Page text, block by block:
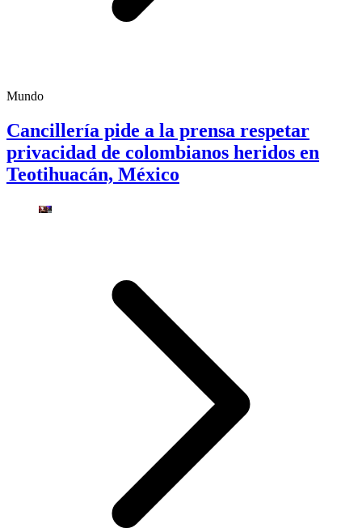
Mundo
Cancillería pide a la prensa respetar
privacidad de colombianos heridos en
Teotihuacán, México